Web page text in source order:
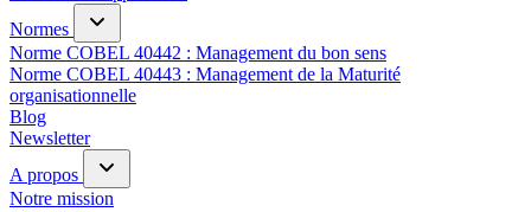
Normes
Norme COBEL 40442 : Management du bon sens
Norme COBEL 40443 : Management de la Maturité
organisationnelle
Blog
Newsletter
A propos
Notre mission